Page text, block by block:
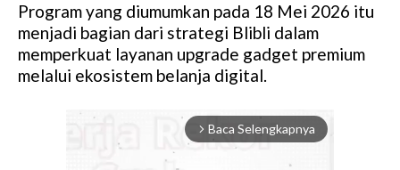
Program yang diumumkan pada 18 Mei 2026 itu
menjadi bagian dari strategi Blibli dalam
memperkuat layanan upgrade gadget premium
melalui ekosistem belanja digital.
arrow_forward_ios Baca Selengkapnya